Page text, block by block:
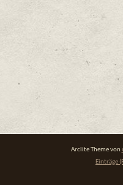
Arclite Theme von
Einträge